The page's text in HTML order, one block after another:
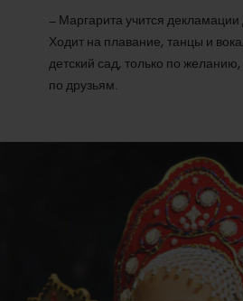
– Маргарита учится
Ходит на плавание, танцы и
детский сад, только по желанию,
по друзьям.